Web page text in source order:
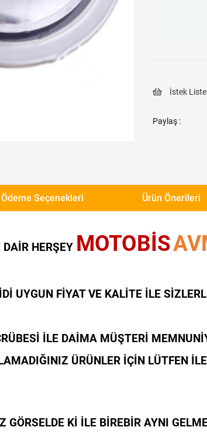
İstek
Paylaş :
Ödeme Seçenekleri Ürün Önerileri
HERŞEY MOTOBİS
UYGUN FİYAT VE KALİTE İLE
İLE DAİMA MÜŞTERİ
ÜRÜNLER İÇİN LÜTFEN
GÖRSELDE Kİ İLE BİREBİR AYNI